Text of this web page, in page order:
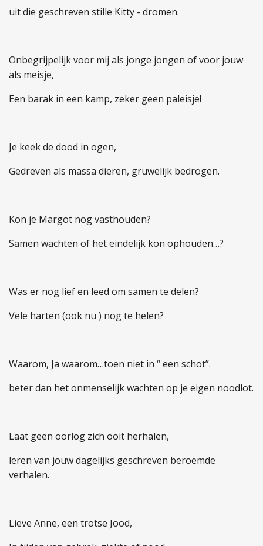
uit die geschreven stille Kitty - dromen.
Onbegrijpelijk voor mij als jonge jongen of voor jouw
als meisje,
Een barak in een kamp, zeker geen paleisje!
Je keek de dood in ogen,
Gedreven als massa dieren, gruwelijk bedrogen.
Kon je Margot nog vasthouden?
Samen wachten of het eindelijk kon ophouden…?
Was er nog lief en leed om samen te delen?
Vele harten (ook nu ) nog te helen?
Waarom, Ja waarom…toen niet in “ een schot”.
beter dan het onmenselijk wachten op je eigen noodlot.
Laat geen oorlog zich ooit herhalen,
leren van jouw dagelijks geschreven beroemde
verhalen.
Lieve Anne, een trotse Jood,